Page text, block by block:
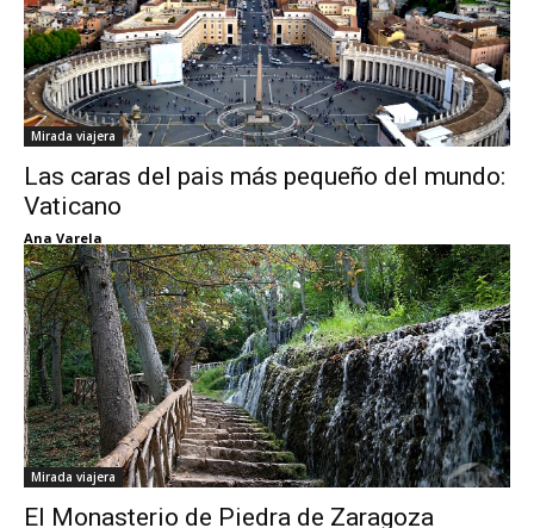
Mirada viajera
Las caras del pais más pequeño del mundo:
Vaticano
Ana Varela
Mirada viajera
El Monasterio de Piedra de Zaragoza